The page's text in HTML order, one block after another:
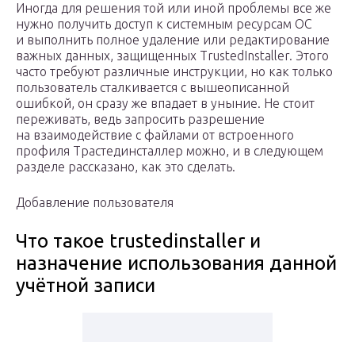
Иногда для решения той или иной проблемы все же
нужно получить доступ к системным ресурсам ОС
и выполнить полное удаление или редактирование
важных данных, защищенных TrustedInstaller. Этого
часто требуют различные инструкции, но как только
пользователь сталкивается с вышеописанной
ошибкой, он сразу же впадает в уныние. Не стоит
переживать, ведь запросить разрешение
на взаимодействие с файлами от встроенного
профиля Трастединсталлер можно, и в следующем
разделе рассказано, как это сделать.
Добавление пользователя
Что такое trustedinstaller и
назначение использования данной
учётной записи